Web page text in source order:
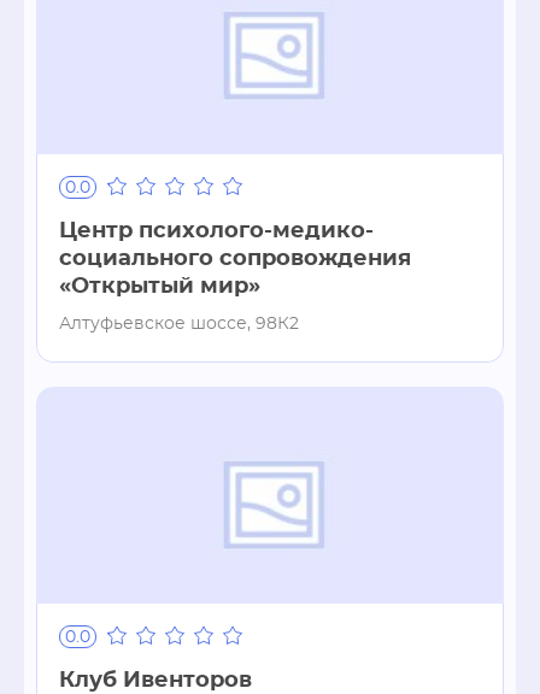
0.0
Центр психолого-медико-
социального сопровождения
«Открытый мир»
Алтуфьевское шоссе, 98К2
0.0
Клуб Ивенторов